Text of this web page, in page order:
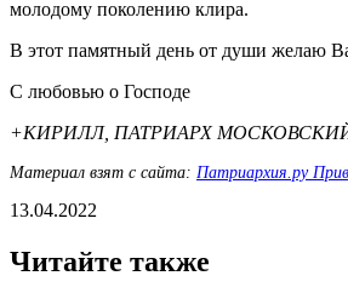
молодому поколению клира.
В этот памятный день от души желаю
С любовью о Господе
+КИРИЛЛ, ПАТРИАРХ
Материал взят с сайта: Патриархия.ру
13.04.2022
Читайте также